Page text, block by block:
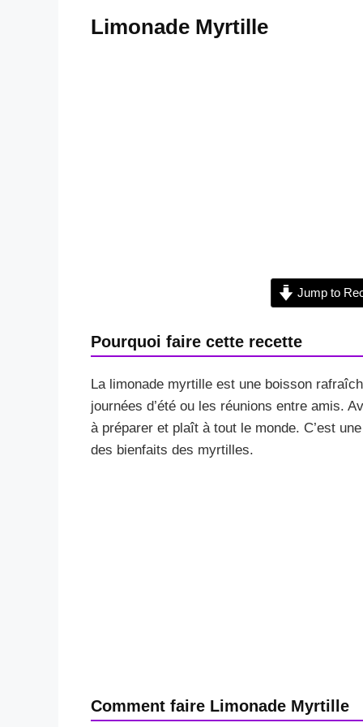
Limonade Myrtille
Jump to
Pourquoi faire cette recette
La limonade myrtille est une boisson
journées d’été ou les réunions entre amis.
à préparer et plaît à tout le monde. C’est
des bienfaits des myrtilles.
Comment faire Limonade Myrtille